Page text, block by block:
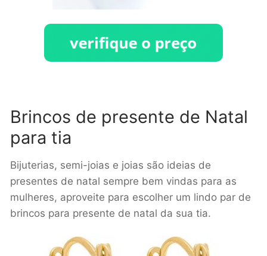
Brincos de presente de Natal
para tia
Bijuterias, semi-joias e joias são ideias de
presentes de natal sempre bem vindas para as
mulheres, aproveite para escolher um lindo par de
brincos para presente de natal da sua tia.